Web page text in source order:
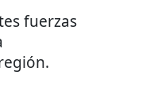
fuerzas